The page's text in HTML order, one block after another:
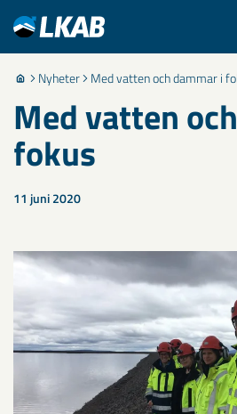
Nyheter Med vatten och dammar i
Med vatten
fokus
11 juni 2020